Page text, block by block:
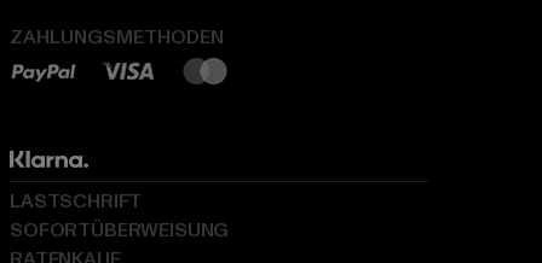
ZAHLUNGSMETHODEN
LASTSCHRIFT
SOFORTÜBERWEISUNG